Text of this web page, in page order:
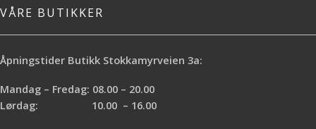
VÅRE BUTIKKER
Åpningstider Butikk Stokkamyrveien 3a:
Mandag – Fredag: 08.00 – 20.00
Lørdag: 10.00 – 16.00